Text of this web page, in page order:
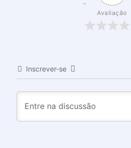
Avaliação
Inscrever-se